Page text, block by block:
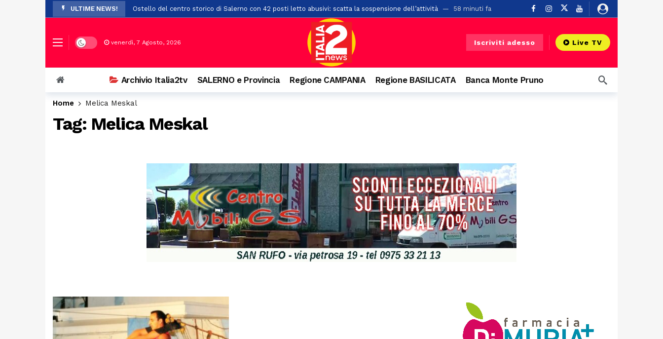
ULTIME NEWS! Ostello del centro storico di Salerno con 42 posti letto abusivi: scatta la sospensione dell’attività 58 minuti fa
Addio a Francesco Guccini: il cantautore della schiena dritta e quella campana arrivata dal Vallo di Diano
Prodotti non sicuri, sequestrati oltre 2mila articoli nel potentino: otto commercianti segnalati
Vasto incendio a San Chirico. Denunciato 63enne: ha acceso il fuoco per bruciare un nido di vespe
Auto si ribalta più volte nella rotatoria a Pontecagnano: un giovane finisce in ospedale
Esodo di Ferragosto, traffico da bollino nero sulla A2 e sulle strade campane
Dark mode venerdì, 7 Agosto, 2026 Iscriviti adesso Live TV
Archivio Italia2tv SALERNO e Provincia Regione CAMPANIA Regione BASILICATA Banca Monte Pruno
Home Melica Meskal
Tag: Melica Meskal